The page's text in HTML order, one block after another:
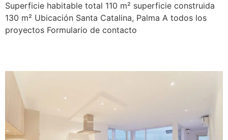
Superficie habitable total 110 m² superficie construida
130 m² Ubicación Santa Catalina, Palma A todos los
proyectos Formulario de contacto